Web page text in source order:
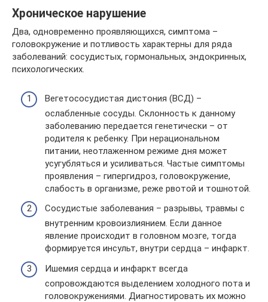
Хроническое нарушение
Два, одновременно проявляющихся, симптома –
головокружение и потливость характерны для ряда
заболеваний: сосудистых, гормональных, эндокринных,
психологических.
Вегетососудистая дистония (ВСД) –
ослабленные сосуды. Склонность к данному
заболеванию передается генетически – от
родителя к ребенку. При нерациональном
питании, неотлаженном режиме дня может
усугубляться и усиливаться. Частые симптомы
проявления – гипергидроз, головокружение,
слабость в организме, реже рвотой и тошнотой.
Сосудистые заболевания – разрывы, травмы с
внутренним кровоизлиянием. Если данное
явление происходит в головном мозге, тогда
формируется инсульт, внутри сердца – инфаркт.
Ишемия сердца и инфаркт всегда
сопровождаются выделением холодного пота и
головокружениями. Диагностировать их можно